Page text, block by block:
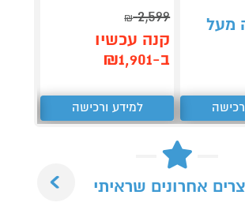
מעל
2,599
₪
קנה עכשיו
ב-₪1,901
למידע ורכישה
אחרונים שראיתי